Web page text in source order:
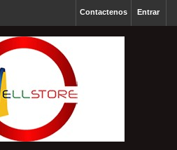
Entrar
Contactenos